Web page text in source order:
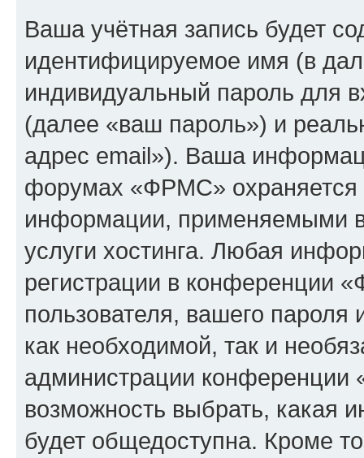
Ваша учётная запись будет
идентифицируемое имя (в
индивидуальный пароль для
(далее «ваш пароль») и
адрес email»). Ваша
форумах «ФРМС» охраняется
информации, применяемыми
услуги хостинга. Любая
регистрации в конференции
пользователя, вашего
как необходимой, так и
администрации
возможность выбрать, какая
будет общедоступна. Кроме